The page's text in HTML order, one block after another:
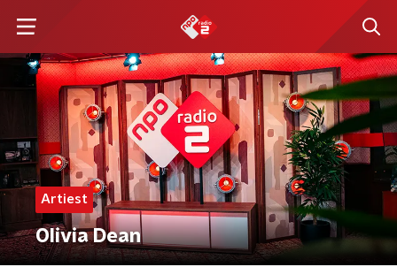
Artiest
Olivia Dean